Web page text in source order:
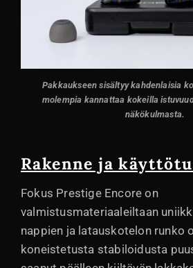
Pakkaukseen sisältyy kahdenlaisia
molempia kannattaa kokeilla
näkökulmasta.
Rakenne ja
Fokus Prestige Encore on
valmistusmateriaaleiltaan
nappien ja latauskotelon runko
koneistetusta stabiloidusta